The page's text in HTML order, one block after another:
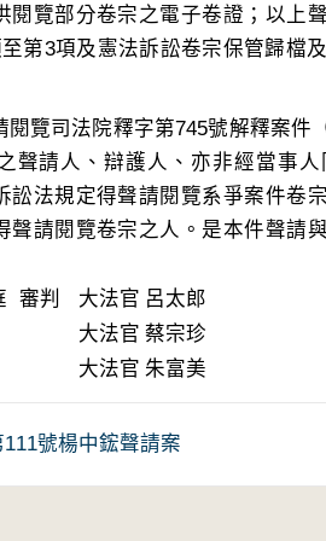
閱覽部分卷宗之電子卷證；以上
第3項及憲法訴訟卷宗保管歸檔
閱覽司法院釋字第745號解釋案件
聲請人、辯護人、亦非經當事
訟法規定得聲請閱覽系爭案件卷
聲請閱覽卷宗之人。是本件聲請
審判
大法官 呂太郎
大法官 蔡宗珍
大法官 朱富美
號楊中鋐聲請案